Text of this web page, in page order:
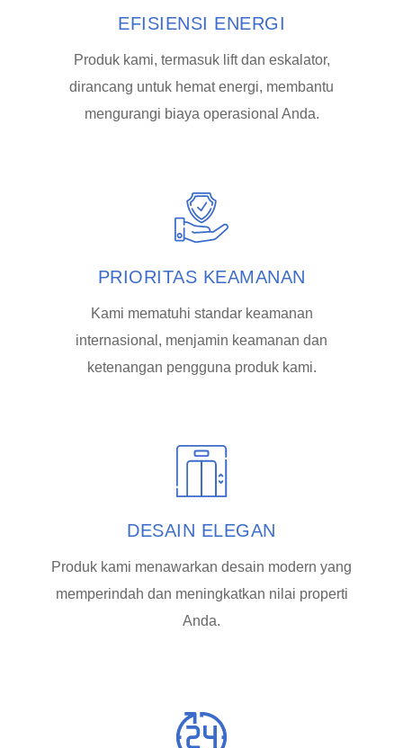
EFISIENSI ENERGI
Produk kami, termasuk lift dan eskalator,
dirancang untuk hemat energi, membantu
mengurangi biaya operasional Anda.
PRIORITAS KEAMANAN
Kami mematuhi standar keamanan
internasional, menjamin keamanan dan
ketenangan pengguna produk kami.
DESAIN ELEGAN
Produk kami menawarkan desain modern yang
memperindah dan meningkatkan nilai properti
Anda.